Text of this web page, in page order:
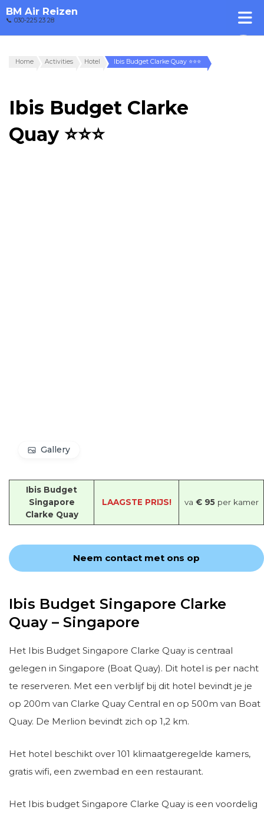
BM Air Reizen
📞 030-225 23 28
Home Activities Hotel Ibis Budget Clarke Quay ⭐⭐⭐
Ibis Budget Clarke
Quay ⭐⭐⭐
Gallery
Ibis Budget
Singapore
Clarke Quay
LAAGSTE PRIJS! va € 95 per kamer
Neem contact met ons op
Ibis Budget Singapore Clarke
Quay – Singapore
Het Ibis Budget Singapore Clarke Quay is centraal
gelegen in Singapore (Boat Quay). Dit hotel is per nacht
te reserveren. Met een verblijf bij dit hotel bevindt je je
op 200m van Clarke Quay Central en op 500m van Boat
Quay. De Merlion bevindt zich op 1,2 km.
Het hotel beschikt over 101 klimaatgeregelde kamers,
gratis wifi, een zwembad en een restaurant.
Het Ibis budget Singapore Clarke Quay is een voordelig